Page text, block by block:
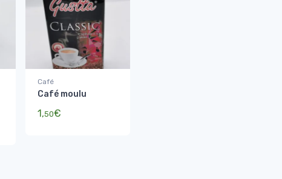
Café
Café moulu
1,50€